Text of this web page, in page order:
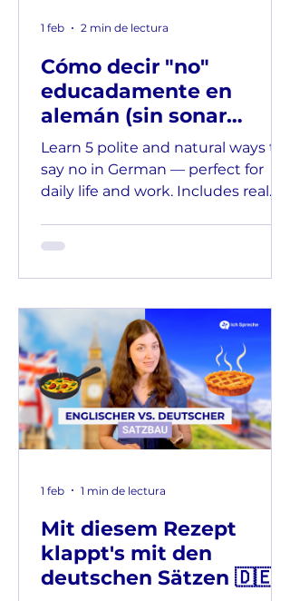
Cómo decir "no"
educadamente en
alemán (sin sonar
descortés)
Learn 5 polite and natural ways to
say no in German — perfect for
daily life and work. Includes real
1 feb 2 min de lectura
Mit diesem Rezept
klappt's mit den
deutschen Sätzen 🇩🇪 -
1 feb 1 min de lectura